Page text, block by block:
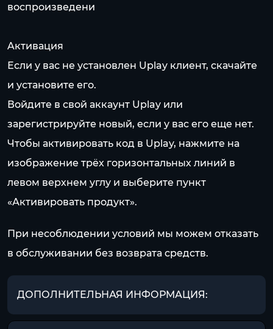
воспроизведени
Aктивация
Если у вас не установлен Uplay клиент, скачайте
и установите его.
Войдите в свой аккаунт Uplay или
зарегистрируйте новый, если у вас его еще нет.
Чтобы активировать код в Uplay, нажмите на
изображение трёх горизонтальных линий в
левом верхнем углу и выберите пункт
«Активировать продукт».
При несоблюдении условий мы можем отказать
в обслуживании без возврата средств.
ДОПОЛНИТЕЛЬНАЯ ИНФОРМАЦИЯ: